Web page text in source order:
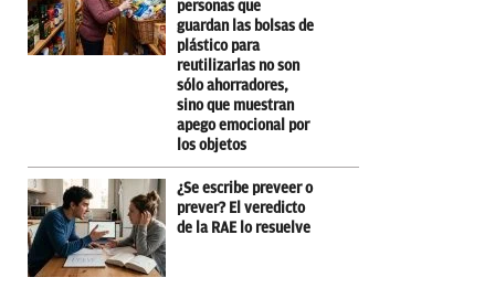
personas que
guardan las bolsas de
plástico para
reutilizarlas no son
sólo ahorradores,
sino que muestran
apego emocional por
los objetos
¿Se escribe preveer o
prever? El veredicto
de la RAE lo resuelve